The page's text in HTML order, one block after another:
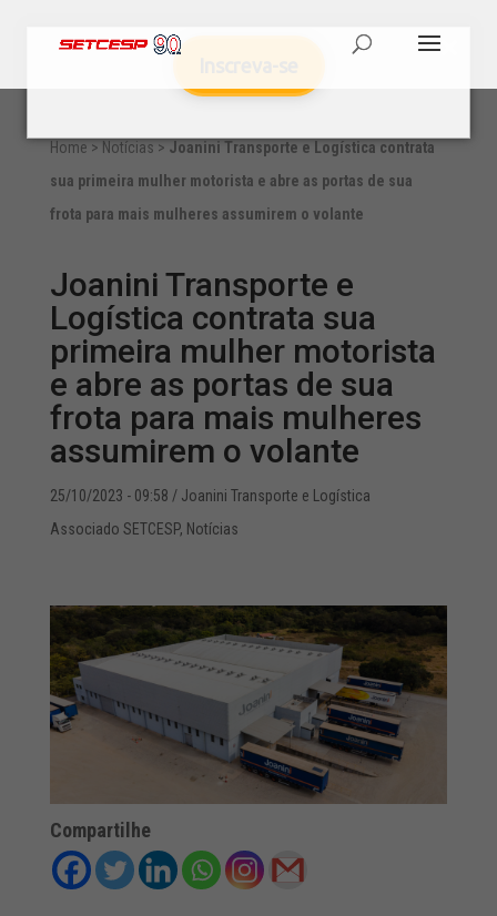
Home > Notícias > Joanini Transporte e Logística contrata
sua primeira mulher motorista e abre as portas de sua
frota para mais mulheres assumirem o volante
Joanini Transporte e
Logística contrata sua
primeira mulher motorista
e abre as portas de sua
frota para mais mulheres
assumirem o volante
25/10/2023 - 09:58 / Joanini Transporte e Logística
Associado SETCESP, Notícias
Compartilhe